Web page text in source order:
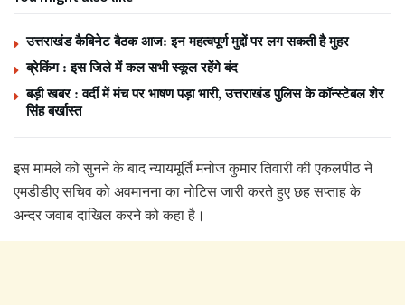
उत्तराखंड कैबिनेट बैठक आज: इन महत्वपूर्ण मुद्दों पर लग सकती है मुहर
ब्रेकिंग : इस जिले में कल सभी स्कूल रहेंगे बंद
बड़ी खबर : वर्दी में मंच पर भाषण पड़ा भारी, उत्तराखंड पुलिस के कॉन्स्टेबल शेर
सिंह बर्खास्त
इस मामले को सुनने के बाद न्यायमूर्ति मनोज कुमार तिवारी की एकलपीठ ने
एमडीडीए सचिव को अवमानना का नोटिस जारी करते हुए छह सप्ताह के
अन्दर जवाब दाखिल करने को कहा है।